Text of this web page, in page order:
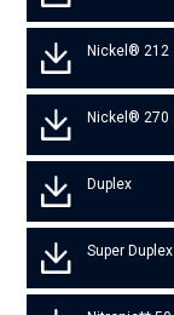
Nickel® 212
Nickel® 270
Duplex
Super Duplex